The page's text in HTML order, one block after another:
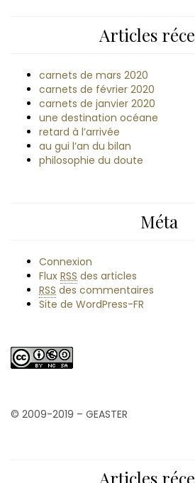
Articles
carnets de mars 2020
carnets de février 2020
carnets de janvier 2020
une destination océane
retard à l’arrivée
au gui l’an du bilan
philosophie du doute
Méta
Connexion
Flux RSS des articles
RSS des commentaires
Site de WordPress-FR
© 2009-2019 – GEASTER
Articles